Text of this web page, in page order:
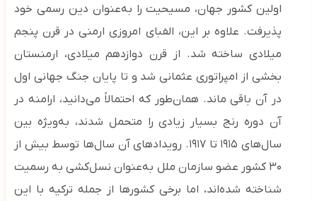
اولین کشور جهان، مسیحیت را به‌عنوان دین رسمی خود
پذیرفت. علاوه بر این، الفبای امروزی ارمنی در قرن پنجم
میلادی ساخته شد. از قرن دوازدهم میلادی، ارمنستان
بخشی از امپراتوری عثمانی شد و تا پایان جنگ جهانی اول
در آن باقی ماند. همان‌طور که احتمالاً می‌دانید، ارامنه در
آن دوره رنج بسیار زیادی را متحمل شدند، به‌ویژه بین
سال‌های ۱۹۱۵ تا ۱۹۱۷. رویدادهای آن سال‌ها توسط بیش از
۳۰ کشور عضو سازمان ملل به‌عنوان نسل‌کشی به رسمیت
شناخته شده‌اند، اما برخی کشورها از جمله ترکیه با این